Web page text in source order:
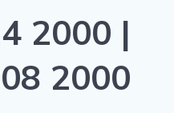
2000 |
2000